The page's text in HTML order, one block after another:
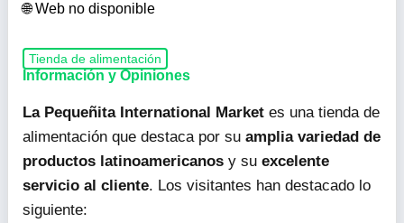
Web no disponible
Tienda de alimentación
Información y Opiniones
La Pequeñita International Market es una tienda de
alimentación que destaca por su amplia variedad de
productos latinoamericanos y su excelente
servicio al cliente. Los visitantes han destacado lo
siguiente: